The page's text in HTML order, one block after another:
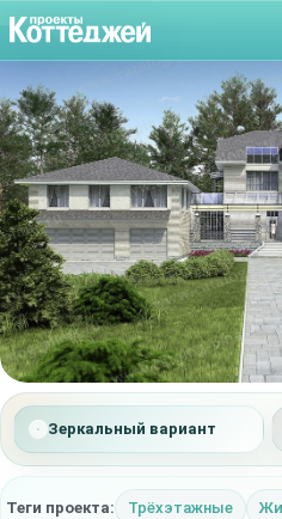
Зеркальный вариант
Теги проекта: Трёхэтажные